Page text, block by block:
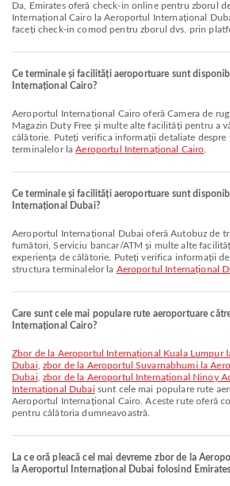
Da, Emirates oferă check-in online pentru zborul de la Aeroportul
Internațional Cairo la Aeroportul Internațional
faceți check-in comod pentru zborul dvs. prin
Ce terminale și facilități aeroportuare sunt
Internațional Cairo?
Aeroportul Internațional Cairo oferă Camera de rugăciune, Zona de așteptare,
Magazin Duty Free și multe alte facilități pentru a
călătorie. Puteți verifica informații detaliate
terminalelor laAeroportul Internațional Cairo
Ce terminale și facilități aeroportuare sunt
Internațional Dubai?
Aeroportul Internațional Dubai oferă Autobuz de transfer, Zona pentru
fumători, Serviciu bancar/ATM și multe alte
experiența de călătorie. Puteți verifica informații
structura terminalelor la Aeroportul Internațional
Care sunt cele mai populare rute aeroportuare
Internațional Cairo?
zbor de la Aeroportul Internațional Kuala Lumpur la Aeroportul Internațional
Dubai zbor de la Aeroportul Suvarnabhumi la
Dubai zbor de la Aeroportul Internațional Ninoy
Internațional Dubai sunt cele mai populare rute
Aeroportul Internațional Cairo. Aceste rute oferă
pentru călătoria dumneavoastră.
La ce oră pleacă cel mai devreme zbor de la
la Aeroportul Internațional Dubai folosind